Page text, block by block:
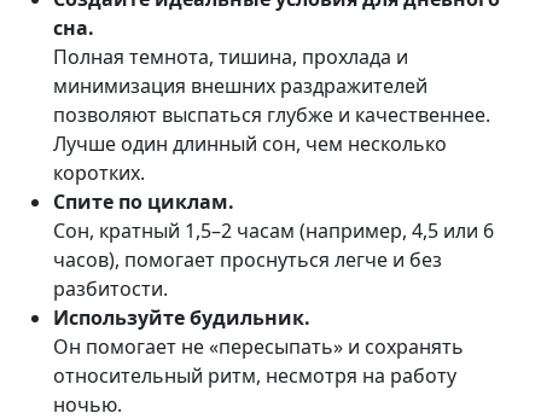
сна.
Полная темнота, тишина, прохлада и
минимизация внешних раздражителей
позволяют выспаться глубже и качественнее.
Лучше один длинный сон, чем несколько
коротких.
Спите по циклам.
Сон, кратный 1,5–2 часам (например, 4,5 или 6
часов), помогает проснуться легче и без
разбитости.
Используйте будильник.
Он помогает не «пересыпать» и сохранять
относительный ритм, несмотря на работу
ночью.